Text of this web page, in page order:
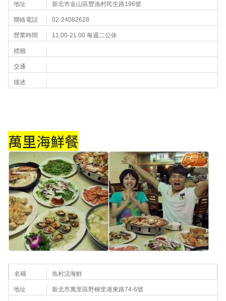
地址 新北市金山區豐漁村民生路196號
聯絡電話 02-24082628
營業時間 11:00-21:00 每週二公休
標籤
交通
描述
萬里海鮮餐
名稱 魚村活海鮮
地址 新北市萬里區野柳里港東路74-6號